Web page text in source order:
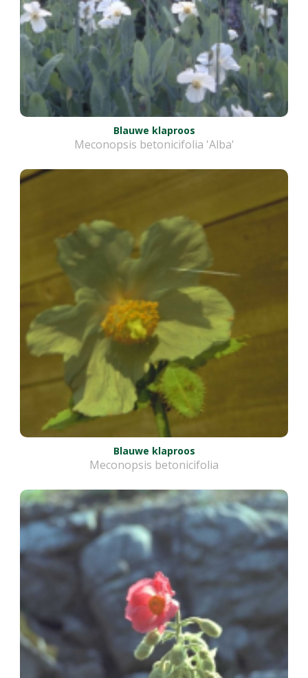
Blauwe klaproos
Meconopsis betonicifolia 'Alba'
Blauwe klaproos
Meconopsis betonicifolia